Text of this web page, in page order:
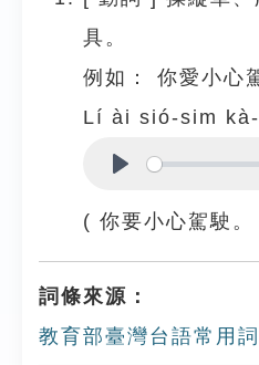
具。
例如：
你愛小心
Lí ài sió-sim
( 你要小心駕駛。
詞條來源：
教育部臺灣台語常用